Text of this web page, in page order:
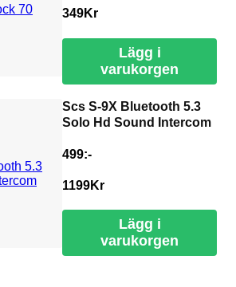
349Kr
Lägg i
varukorgen
Scs S-9X Bluetooth 5.3
Solo Hd Sound Intercom
499:-
1199Kr
Lägg i
varukorgen